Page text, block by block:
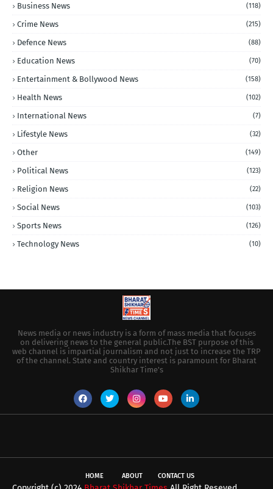
Business News (118)
Crime News (215)
Defence News (88)
Education News (70)
Entertainment & Bollywood News (158)
Health News (102)
International News (7)
Lifestyle News (32)
Other (149)
Political News (123)
Religion News (22)
Social News (103)
Sports News (126)
Technology News (10)
News media or news industry is a form of mass media that focuses
on delivering news to the general public.The BST purpose of this
web channel is impartial journalism and not just to increase the TRP
of the channel. State and country interest is paramount for Bharat
Shikhar Time's
HOME ABOUT CONTACT US